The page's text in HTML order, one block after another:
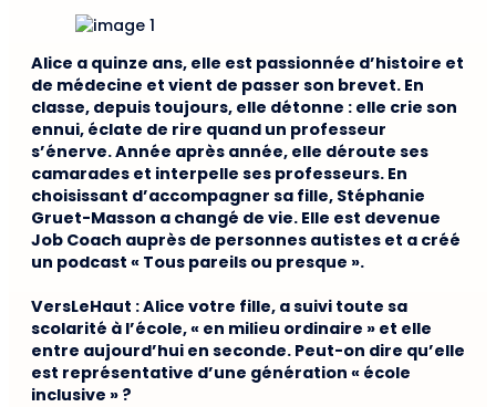
Alice a quinze ans, elle est passionnée d’histoire et
de médecine et vient de passer son brevet. En
classe, depuis toujours, elle détonne : elle crie son
ennui, éclate de rire quand un professeur
s’énerve. Année après année, elle déroute ses
camarades et interpelle ses professeurs. En
choisissant d’accompagner sa fille, Stéphanie
Gruet-Masson a changé de vie. Elle est devenue
Job Coach auprès de personnes autistes et a créé
un podcast « Tous pareils ou presque ».
VersLeHaut : Alice votre fille, a suivi toute sa
scolarité à l’école, « en milieu ordinaire » et elle
entre aujourd’hui en seconde. Peut-on dire qu’elle
est représentative d’une génération « école
inclusive » ?